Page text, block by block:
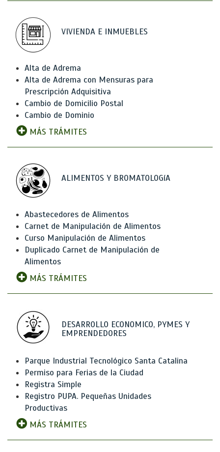
VIVIENDA E INMUEBLES
Alta de Adrema
Alta de Adrema con Mensuras para
Prescripción Adquisitiva
Cambio de Domicilio Postal
Cambio de Dominio
MÁS TRÁMITES
ALIMENTOS Y BROMATOLOGíA
Abastecedores de Alimentos
Carnet de Manipulación de Alimentos
Curso Manipulación de Alimentos
Duplicado Carnet de Manipulación de
Alimentos
MÁS TRÁMITES
DESARROLLO ECONOMICO, PYMES Y
EMPRENDEDORES
Parque Industrial Tecnológico Santa Catalina
Permiso para Ferias de la Ciudad
Registra Simple
Registro PUPA. Pequeñas Unidades
Productivas
MÁS TRÁMITES